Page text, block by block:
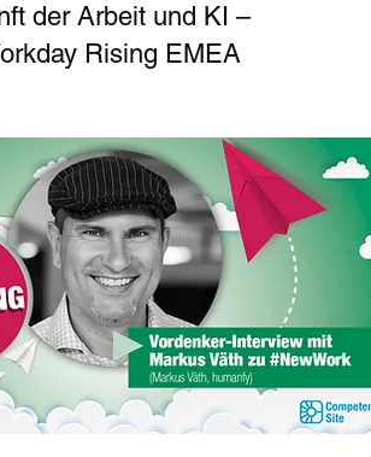
der Arbeit und KI –
Rising EMEA